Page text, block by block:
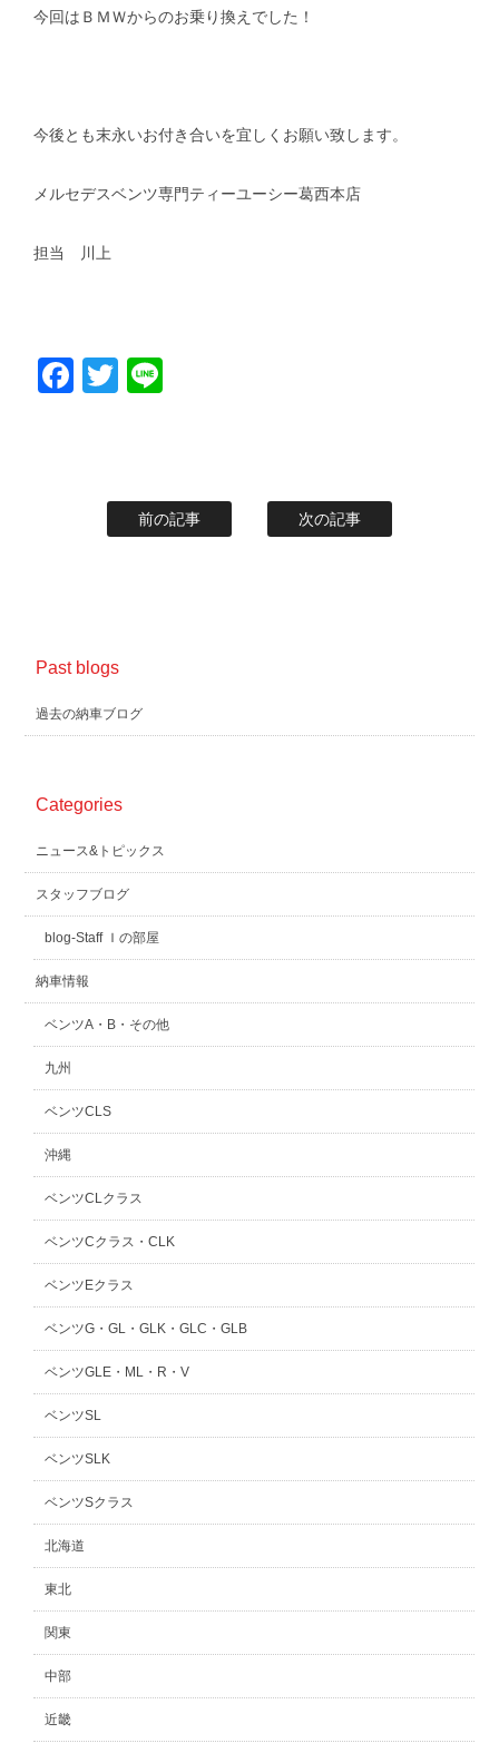
今回はＢＭＷからのお乗り換えでした！
今後とも末永いお付き合いを宜しくお願い致します。
メルセデスベンツ専門ティーユーシー葛西本店
担当 川上
Facebook
Twitter
前の記事 次の記事
Past blogs
過去の納車ブログ
Categories
ニュース&トピックス
スタッフブログ
blog-Staff Ｉの部屋
納車情報
ベンツA・B・その他
九州
ベンツCLS
沖縄
ベンツCLクラス
ベンツCクラス・CLK
ベンツEクラス
ベンツG・GL・GLK・GLC・GLB
ベンツGLE・ML・R・V
ベンツSL
ベンツSLK
ベンツSクラス
北海道
東北
関東
中部
近畿